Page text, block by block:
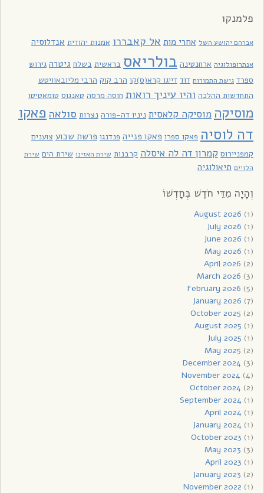
פלמנקו
אברהם יהושע השל אחרי מות אל קאבררו אמנות יהודית אנדלוסיה
אנתרופולוגיה ארחנטינה בולריאס בראשית בשלח גיטרה גירוש
ספרד גישת התמורות דוד דייגו קרא(ס)קו הרב קוק הרבי מליובאוויטש
התחדשות ההלכה והיו עיניך רואות חוסה מרסה טאנגוס טומאטיטו
מוסיקה מוסיקה קלאסית ניניו דה-פורה נצרות סולאה פאקו
דה לוסיה פאקו ספרו פאקו פנייה פנדנגו פרשת שבוע צוענים
קמפניירוס קמרון דה לה איסלה קרבנות שירת האזינו שירת הים שירת
הלויים תיאולוגיה
וְהָיָה מִדֵּי חֹדֶשׁ בְּחָדְשׁוֹ
August 2026 (1)
July 2026 (1)
June 2026 (1)
May 2026 (1)
April 2026 (2)
March 2026 (3)
February 2026 (5)
January 2026 (7)
October 2025 (2)
August 2025 (1)
July 2025 (1)
May 2025 (2)
December 2024(3)
November 2024(4)
October 2024(2)
September 2024(1)
April 2024(1)
January 2024(1)
October 2023 (1)
May 2023 (3)
April 2023 (1)
January 2023 (2)
November 2022 (1)